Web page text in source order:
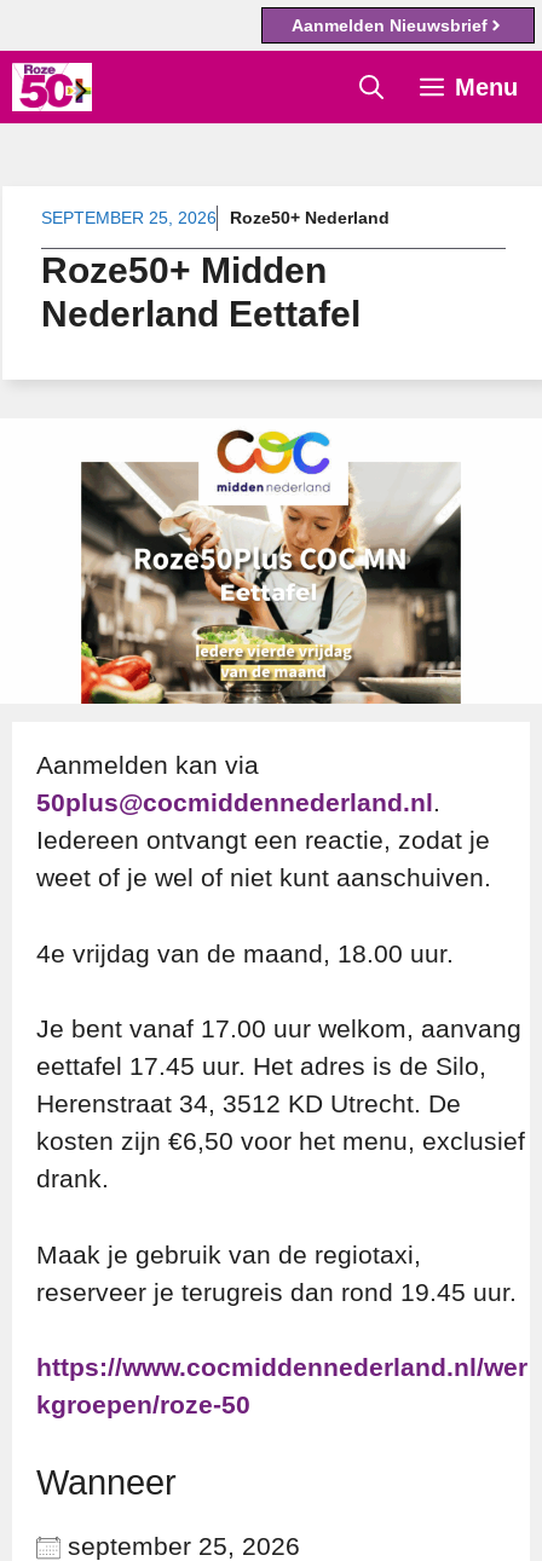
Aanmelden Nieuwsbrief
Ga
naar
Menu
SEPTEMBER 25, 2026 Roze50+ Nederland
Roze50+ Midden
Nederland Eettafel
Aanmelden kan via
50plus@cocmiddennederland.nl.
Iedereen ontvangt een reactie, zodat je
weet of je wel of niet kunt aanschuiven.
4e vrijdag van de maand, 18.00 uur.
Je bent vanaf 17.00 uur welkom, aanvang
eettafel 17.45 uur. Het adres is de Silo,
Herenstraat 34, 3512 KD Utrecht. De
kosten zijn €6,50 voor het menu, exclusief
drank.
Maak je gebruik van de regiotaxi,
reserveer je terugreis dan rond 19.45 uur.
https://www.cocmiddennederland.nl/wer
kgroepen/roze-50
Wanneer
september 25, 2026